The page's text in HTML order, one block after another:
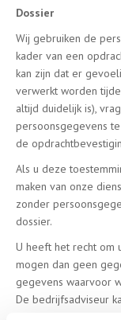
Dossier
Wij gebruiken de
kader van een
kan zijn dat er
verwerkt worden
altijd duidelijk is),
persoonsgegevens
de
Als u deze
maken van onze
zonder
dossier.
U heeft het recht om
mogen dan geen
gegevens waarvoor
De bedrijfsadviseur